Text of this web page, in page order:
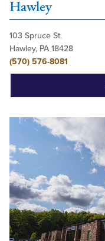
Hawley
103 Spruce St.
Hawley, PA 18428
(570) 576-8081